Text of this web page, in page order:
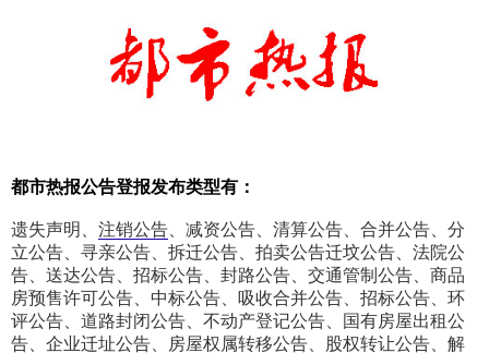
都市热报公告登报发布类型有：
遗失声明、 注销公告、减资公告、清算公告、合并公告、分
立公告、寻亲公告、拆迁公告、拍卖公告迁坟公告、法院公
告、送达公告、招标公告、封路公告、交通管制公告、商品
房预售许可公告、中标公告、吸收合并公告、招标公告、环
评公告、道路封闭公告、不动产登记公告、国有房屋出租公
告、企业迁址公告、房屋权属转移公告、股权转让公告、解